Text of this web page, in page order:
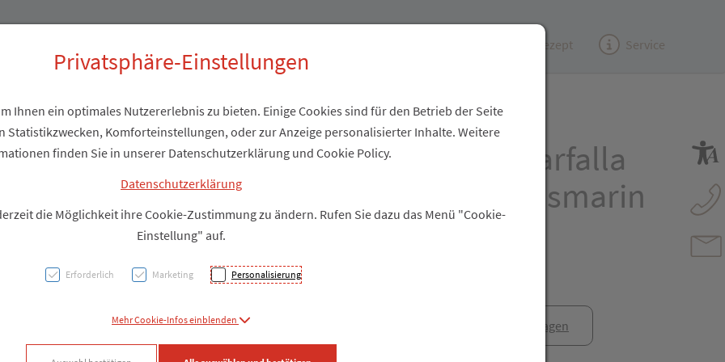
(e)Rezept Service
Aetherische Oele Farfalla
Kontr.bio.anbau Rosmarin
Cineol 10ml
PZN: 3139230
Rezept anfragen
Privatsphäre-Einstellungen
Ihnen ein optimales Nutzererlebnis zu bieten. Einige Cookies sind für den Betrieb der Seite
Statistikzwecken, Komforteinstellungen, oder zur Anzeige personalisierter Inhalte. Weitere
finden Sie in unserer Datenschutzerklärung und Cookie Policy.
Datenschutzerklärung
die Möglichkeit ihre Cookie-Zustimmung zu ändern. Rufen Sie dazu das Menü "Cookie-
Einstellung" auf.
Erforderlich Marketing Personalisierung
Mehr Cookie-Infos einblenden